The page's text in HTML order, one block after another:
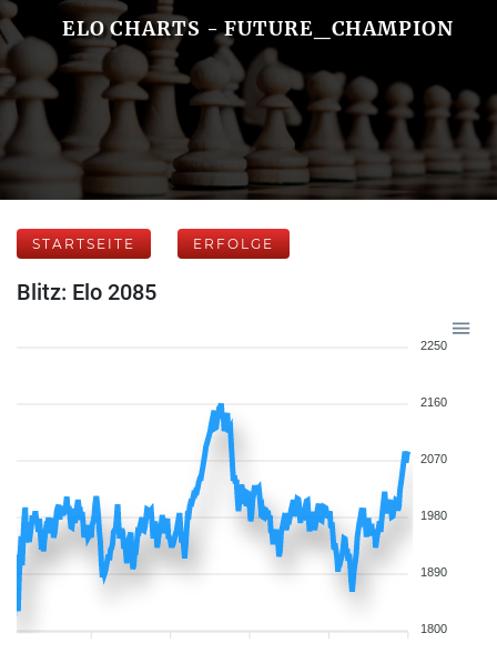
ELO CHARTS - FUTURE_CHAMPION
STARTSEITE ERFOLGE
Blitz: Elo 2085
2250
2160
2070
1980
1890
1800